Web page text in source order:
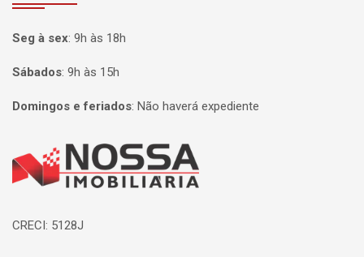
Seg à sex: 9h às 18h
Sábados: 9h às 15h
Domingos e feriados: Não haverá expediente
Página inicial
CRECI: 5128J